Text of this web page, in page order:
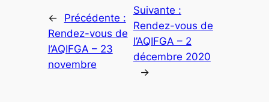
←
Précédente :
Rendez-vous de
l’AQIFGA – 23
novembre
Suivante :
Rendez-vous de
l’AQIFGA – 2
décembre 2020
→